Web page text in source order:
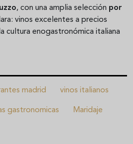
, con una amplia selección por
vinos excelentes a precios
cultura enogastronómica italiana
madrid vinos italianos
gastronomicas Maridaje